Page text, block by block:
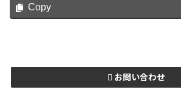
Copy
お問い合わせ